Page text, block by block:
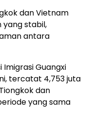
dan Vietnam
yang stabil,
antara
Imigrasi Guangxi
tercatat 4,753 juta
dan
yang sama